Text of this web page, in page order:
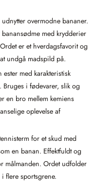
overmodne bananer.
med krydderier
er et hverdagsfavorit og
undgå madspild på.
ester med karakteristisk
Bruges i fødevarer, slik og
en bro mellem kemiens
oplevelse af
for et skud med
en banan. Effektfuldt og
målmanden. Ordet udfolder
flere sportsgrene.